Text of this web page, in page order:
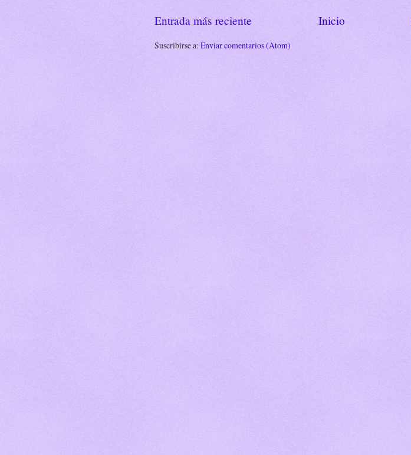
Entrada más reciente Inicio
Suscribirse a: Enviar comentarios (Atom)